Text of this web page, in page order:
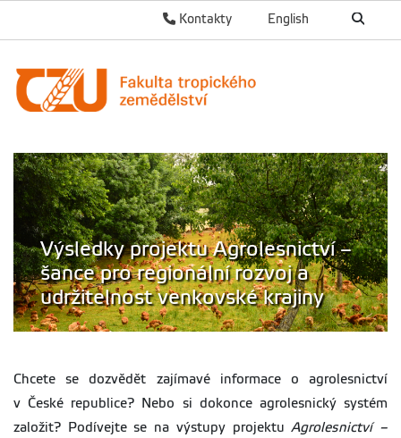
English
Kontakty
Výsledky projektu Agrolesnictví –
šance pro regionální rozvoj a
udržitelnost venkovské krajiny
Chcete se dozvědět zajímavé informace o agrolesnictví
v České republice? Nebo si dokonce agrolesnický systém
založit? Podívejte se na výstupy projektuAgrolesnictví –